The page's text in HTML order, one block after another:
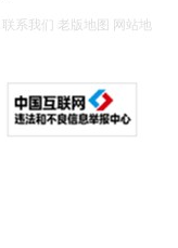
联系我们 老版地图
网站地